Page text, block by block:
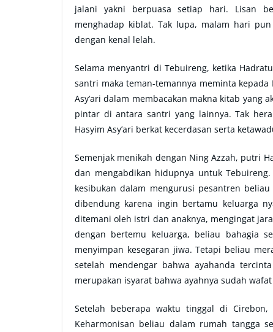
jalani yakni berpuasa setiap hari. Lisan
menghadap kiblat. Tak lupa, malam hari
dengan kenal lelah.
Selama menyantri di Tebuireng, ketika
santri maka teman-temannya meminta
Asy’ari dalam membacakan makna kitab
pintar di antara santri yang lainnya. Tak
Hasyim Asy’ari berkat kecerdasan serta
Semenjak menikah dengan Ning Azzah, putri
dan mengabdikan hidupnya untuk
kesibukan dalam mengurusi pesantren
dibendung karena ingin bertamu keluarga
ditemani oleh istri dan anaknya, mengingat
dengan bertemu keluarga, beliau bahagia
menyimpan kesegaran jiwa. Tetapi beliau
setelah mendengar bahwa ayahanda
merupakan isyarat bahwa ayahnya sudah
Setelah beberapa waktu tinggal di
Keharmonisan beliau dalam rumah tangga